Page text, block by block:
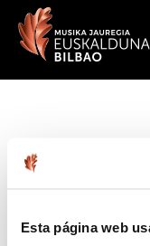
Esta página web